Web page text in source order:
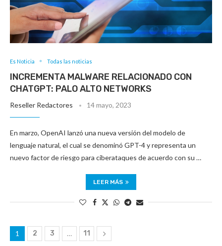
Es Noticia Todas las noticias
INCREMENTA MALWARE RELACIONADO CON
CHATGPT: PALO ALTO NETWORKS
Reseller Redactores 14 mayo, 2023
En marzo, OpenAI lanzó una nueva versión del modelo de
lenguaje natural, el cual se denominó GPT-4 y representa un
nuevo factor de riesgo para ciberataques de acuerdo con su …
LEER MÁS
1 2 3 … 11